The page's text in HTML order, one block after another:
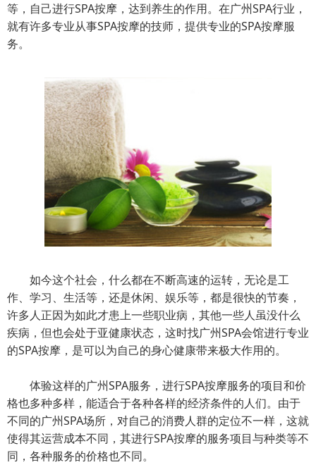
等，自己进行SPA按摩，达到养生的作用。在广州SPA行业，
就有许多专业从事SPA按摩的技师，提供专业的SPA按摩服
务。
如今这个社会，什么都在不断高速的运转，无论是工
作、学习、生活等，还是休闲、娱乐等，都是很快的节奏，
许多人正因为如此才患上一些职业病，其他一些人虽没什么
疾病，但也会处于亚健康状态，这时找广州SPA会馆进行专业
的SPA按摩，是可以为自己的身心健康带来极大作用的。
体验这样的广州SPA服务，进行SPA按摩服务的项目和价
格也多种多样，能适合于各种各样的经济条件的人们。由于
不同的广州SPA场所，对自己的消费人群的定位不一样，这就
使得其运营成本不同，其进行SPA按摩的服务项目与种类等不
同，各种服务的价格也不同。